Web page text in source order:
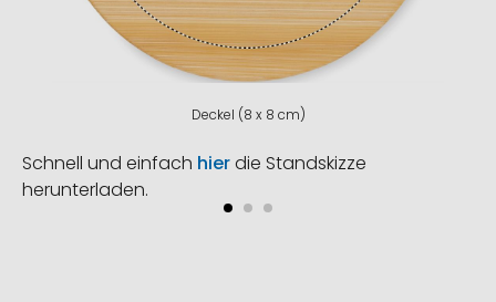
Deckel (8 x 8 cm)
Schnell und einfach hierdie Standskizze
herunterladen.